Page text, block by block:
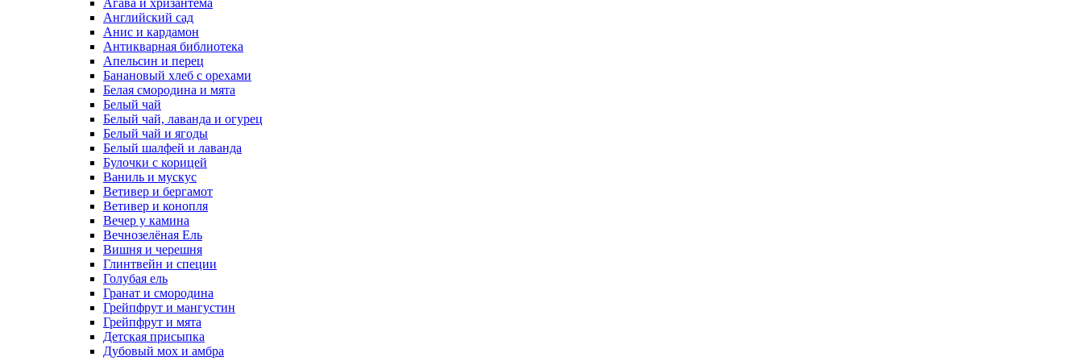
Агава и хризантема
Английский сад
Анис и кардамон
Антикварная библиотека
Апельсин и перец
Банановый хлеб с орехами
Белая смородина и мята
Белый чай
Белый чай, лаванда и огурец
Белый чай и ягоды
Белый шалфей и лаванда
Булочки с корицей
Ваниль и мускус
Ветивер и бергамот
Ветивер и конопля
Вечер у камина
Вечнозелёная Ель
Вишня и черешня
Глинтвейн и специи
Голубая ель
Гранат и смородина
Грейпфрут и мангустин
Грейпфрут и мята
Детская присыпка
Дубовый мох и амбра